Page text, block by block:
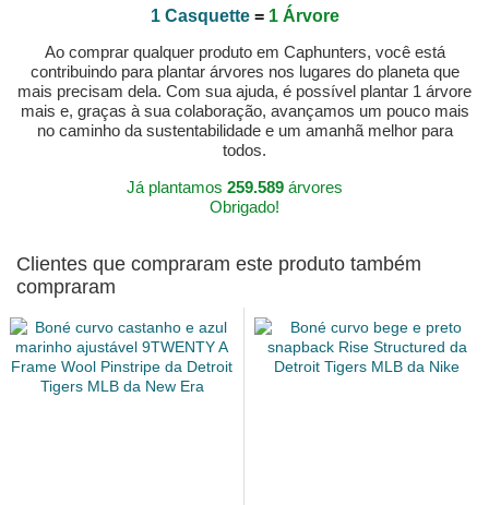
1 Casquette= 1 Árvore
Ao comprar qualquer produto em Caphunters, você está
contribuindo para plantar árvores nos lugares do planeta que
mais precisam dela. Com sua ajuda, é possível plantar 1 árvore
mais e, graças à sua colaboração, avançamos um pouco mais
no caminho da sustentabilidade e um amanhã melhor para
todos.
Já plantamos 259.589árvores
Obrigado!
Clientes que compraram este produto também
compraram